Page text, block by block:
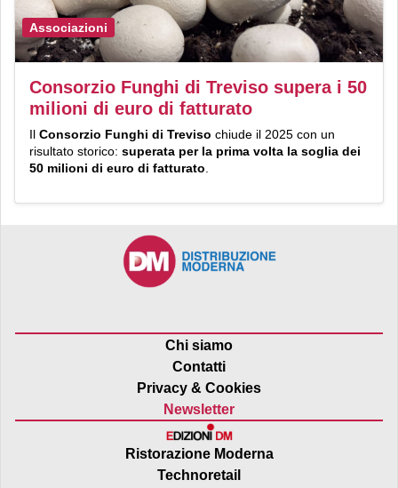
Associazioni
Consorzio Funghi di Treviso supera i 50
milioni di euro di fatturato
Il Consorzio Funghi di Treviso chiude il 2025 con un
risultato storico: superata per la prima volta la soglia dei
50 milioni di euro di fatturato
Chi siamo
Contatti
Privacy & Cookies
Newsletter
Ristorazione Moderna
Technoretail